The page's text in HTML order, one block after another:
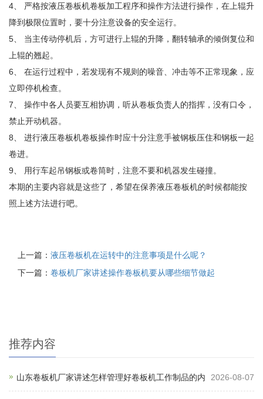
4、 严格按液压卷板机卷板加工程序和操作方法进行操作，在上辊升
降到极限位置时，要十分注意设备的安全运行。
5、 当主传动停机后，方可进行上辊的升降，翻转轴承的倾倒复位和
上辊的翘起。
6、 在运行过程中，若发现有不规则的噪音、冲击等不正常现象，应
立即停机检查。
7、 操作中各人员要互相协调，听从卷板负责人的指挥，没有口令，
禁止开动机器。
8、 进行液压卷板机卷板操作时应十分注意手被钢板压住和钢板一起
卷进。
9、 用行车起吊钢板或卷筒时，注意不要和机器发生碰撞。
本期的主要内容就是这些了，希望在保养液压卷板机的时候都能按
照上述方法进行吧。
上一篇： 液压卷板机在运转中的注意事项是什么呢？
下一篇： 卷板机厂家讲述操作卷板机要从哪些细节做起
推荐内容
山东卷板机厂家讲述怎样管理好卷板机工作制品的内 2026-08-07